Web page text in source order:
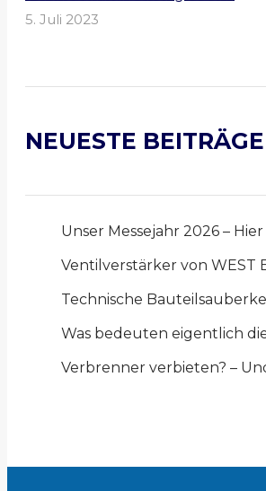
5. Juli 2023
NEUESTE BEITRÄGE
Unser Messejahr 2026 –
Ventilverstärker von
Technische
Was bedeuten eigentlich
Verbrenner verbieten? –